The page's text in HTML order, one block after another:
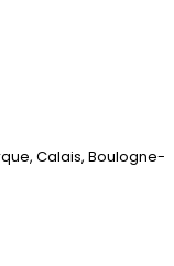
Calais, Boulogne-